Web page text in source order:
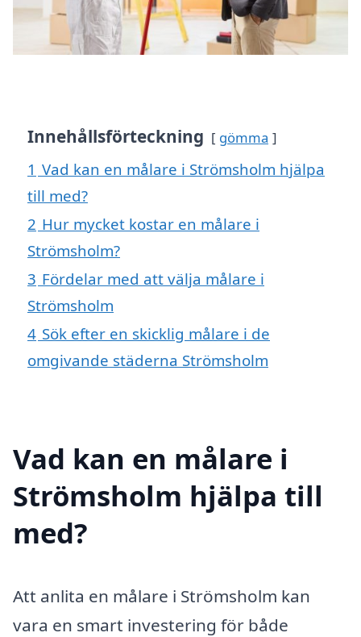
Innehållsförteckning gömma
1 Vad kan en målare i Strömsholm hjälpa
till med?
2 Hur mycket kostar en målare i
Strömsholm?
3 Fördelar med att välja målare i
Strömsholm
4 Sök efter en skicklig målare i de
omgivande städerna Strömsholm
Vad kan en målare i
Strömsholm hjälpa till
med?
Att anlita en målare i Strömsholm kan
vara en smart investering för både